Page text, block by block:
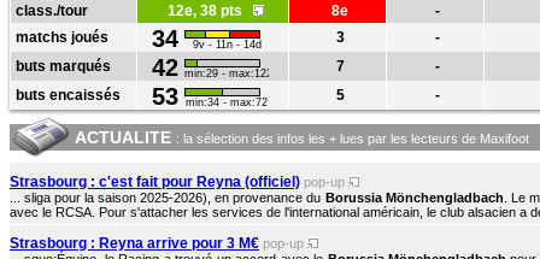
class./tour
12e, 38 pts 8e
-
matchs joués
34 9v - 11n - 14d 3
-
buts marqués
42 min:29 - max:122 7
-
buts encaissés
53 min:34 - max:72 5 -
ACTUALITE : la sélection des infos les + lues par les lecteurs de Maxifoot
Strasbourg : c'est fait pour Reyna (officiel) pop-up
... sliga pour la saison 2025-2026), en provenance du Borussia Mönchengladbach . Le
avec le RCSA. Pour s'attacher les services de l'international américain, le club alsacien a
Strasbourg : Reyna arrive pour 3 M€ pop-up